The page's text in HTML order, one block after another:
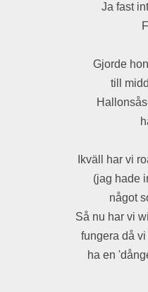
Ja fast
Gjorde
till
Ikväll har vi
(jag hade
något
Så nu har vi
fungera då
ha en